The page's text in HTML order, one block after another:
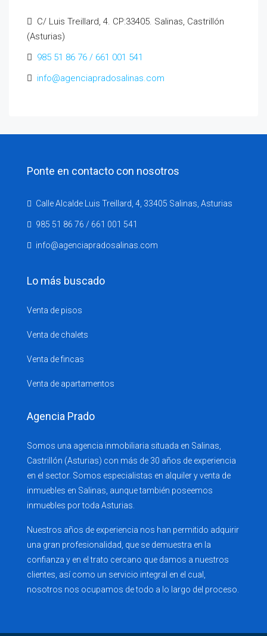
C/ Luis Treillard, 4. CP:33405. Salinas, Castrillón
(Asturias)
985 51 86 76 / 661 001 541
info@agenciapradosalinas.com
Ponte en contacto con nosotros
Calle Alcalde Luis Treillard, 4, 33405 Salinas, Asturias
985 51 86 76 / 661 001 541
info@agenciapradosalinas.com
Lo más buscado
Venta de pisos
Venta de chalets
Venta de fincas
Venta de apartamentos
Agencia Prado
Somos una agencia inmobiliaria situada en Salinas,
Castrillón (Asturias) con más de 30 años de experiencia
en el sector. Somos especialistas en alquiler y venta de
inmuebles en Salinas, aunque también poseemos
inmuebles por toda Asturias.
Nuestros años de experiencia nos han permitido adquirir
una gran profesionalidad, que se demuestra en la
confianza y en el trato cercano que damos a nuestros
clientes, así como un servicio integral en el cual,
nosotros nos ocupamos de todo a lo largo del proceso.